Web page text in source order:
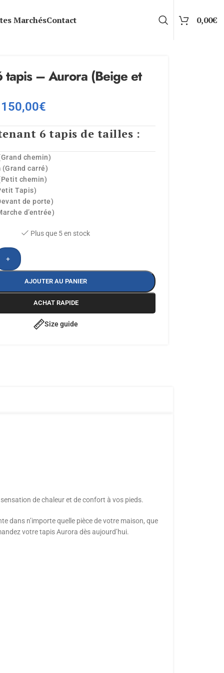
MarchésContact 0,00€
tapis – Aurora (Beige et
150,00€
6 tapis de tailles :
chemin)
(Grand carré)
chemin)
Tapis)
de porte)
d’entrée)
Plus que 5 en stock
+
AJOUTER AU PANIER
ACHAT RAPIDE
Size guide
de chaleur et de confort à vos pieds.
dans n’importe quelle pièce de votre maison, que
votre tapis Aurora dès aujourd’hui.